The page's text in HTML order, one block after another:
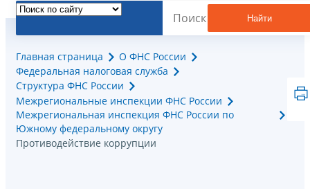
Найти
Главная страница
О ФНС России
Федеральная налоговая служба
Структура ФНС России
Межрегиональные инспекции ФНС России
Межрегиональная инспекция ФНС России по
Южному федеральному округу
Противодействие коррупции